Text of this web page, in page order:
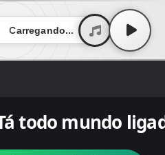
Carregando...
todo mundo